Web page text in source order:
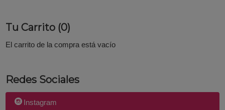
Tu Carrito (0)
El carrito de la compra está vacío
Redes Sociales
Instagram